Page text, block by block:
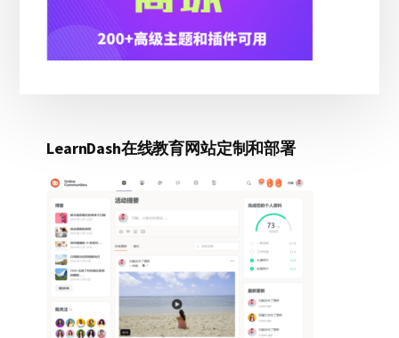
LearnDash在线教育网站定制和部署